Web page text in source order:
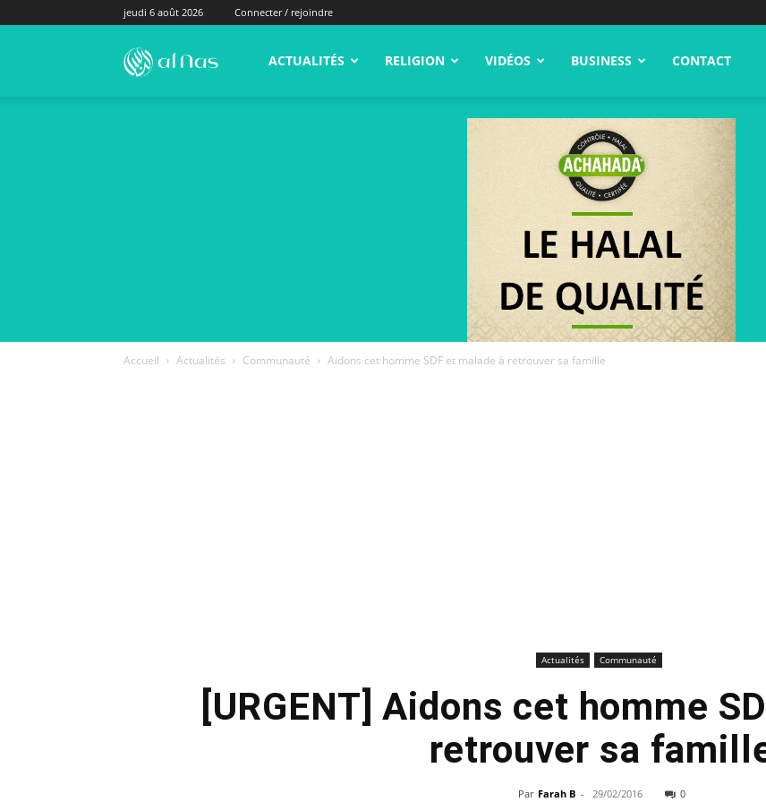
jeudi 6 août 2026 Connecter / rejoindre
alNas.fr ACTUALITÉS RELIGION VIDÉOS BUSINESS CONTACT
Accueil Actualités Communauté Aidons cet homme SDF et malade à retrouver sa famille
Actualités Communauté
[URGENT] Aidons cet homme
retrouver sa
Par Farah B - 29/02/2016 0